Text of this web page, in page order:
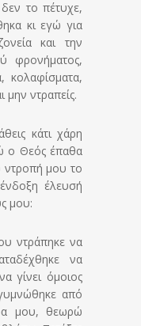
το πέτυχε,
κι εγώ για
και την
φρονήματος,
κολαφίσματα,
μην ντραπείς.
κάτι χάρη
ο Θεός έπαθα
μου το
έλευσή
μου:
ντράπηκε να
να
γίνει όμοιος
από
μου, θεωρώ